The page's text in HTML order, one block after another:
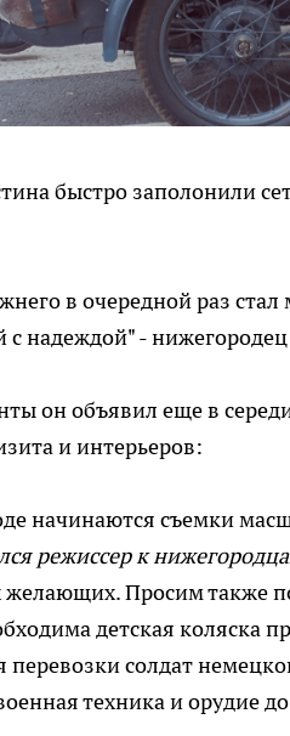
быстро заполонили
в очередной раз
надеждой" - нижегородец
он объявил еще в
и интерьеров:
начинаются съемки
режиссер к
Просим также
детская коляска
перевозки солдат
техника и орудие